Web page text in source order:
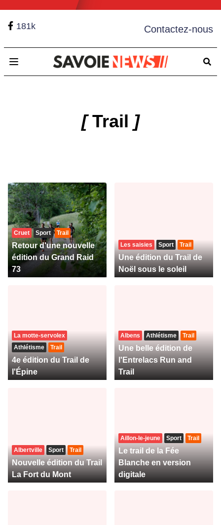
181k Contactez-nous
Open main menu
[Trail ]
Cruet Sport Trail
Retour d'une nouvelle
édition du Grand Raid
73
Les saisies Sport Trail
Une édition du Trail de
Noël sous le soleil
La motte-servolex
Athlétisme
Trail
4e édition du Trail de
l'Épine
Albens Athlétisme Trail
Une belle édition de
l'Entrelacs Run and
Trail
Albertville Sport Trail
Nouvelle édition du Trail
La Fort du Mont
Aillon-le-jeune Sport Trail
Le trail de la Fée
Blanche en version
digitale